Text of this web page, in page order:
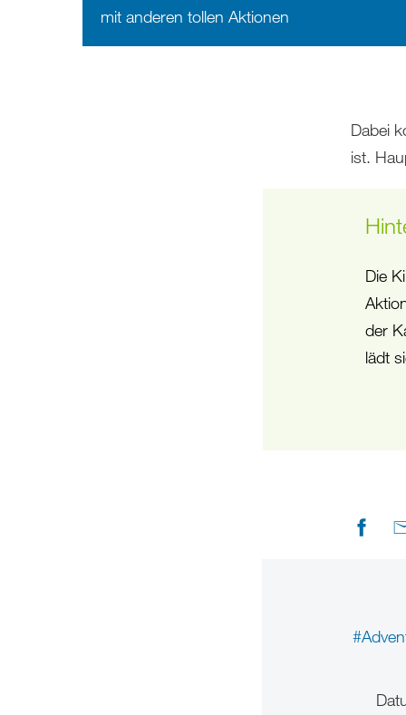
mit anderen tollen Aktionen
Dabei
ist.
Die
der
lädt